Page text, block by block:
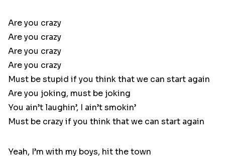
Are you crazy
Are you crazy
Are you crazy
Are you crazy
Must be stupid if you think that we can start again
Are you joking, must be joking
You ain’t laughin’, I ain’t smokin’
Must be crazy if you think that we can start again
Yeah, I’m with my boys, hit the town